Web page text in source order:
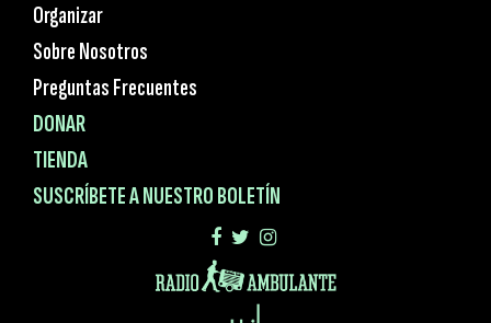
Organizar
Sobre Nosotros
Preguntas Frecuentes
DONAR
TIENDA
SUSCRÍBETE A NUESTRO BOLETÍN